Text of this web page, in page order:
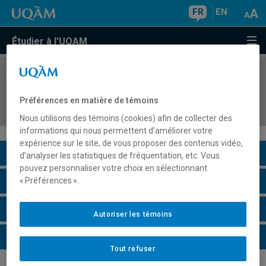
FR EN
Étudier à l'UQAM
COURS//
milieu de plein air
Description du cours
Horaire - Été 2026
Horaire - Automne 2026
Horaire - Hiver 2027
Préférences en matière de témoins
Nous utilisons des témoins (cookies) afin de collecter des
informations qui nous permettent d’améliorer votre
expérience sur le site, de vous proposer des contenus vidéo,
d’analyser les statistiques de fréquentation, etc. Vous
pouvez personnaliser votre choix en sélectionnant
« Préférences ».
Tout refuser
Autoriser les témoins